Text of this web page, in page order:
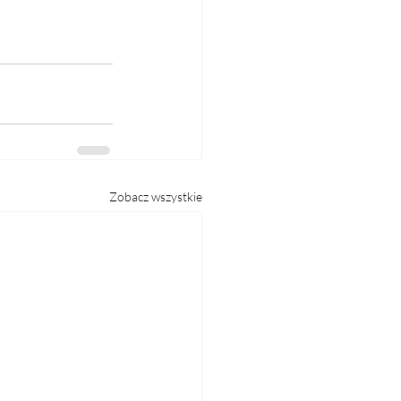
Zobacz wszystkie